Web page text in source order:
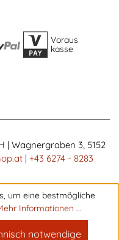
Voraus
kasse
| Wagnergraben 3, 5152
| +43 6274 - 8283
um eine bestmögliche
Informationen ...
notwendige